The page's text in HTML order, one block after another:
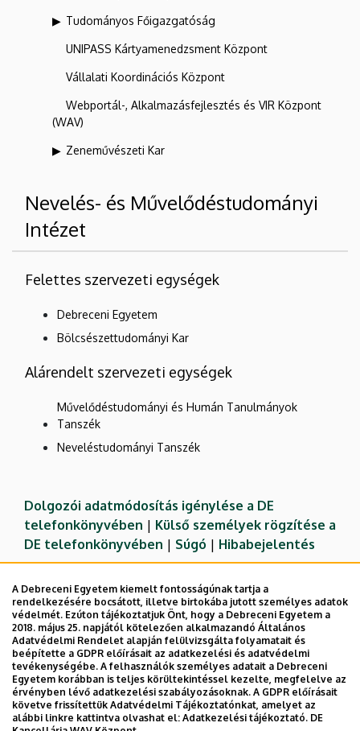
Tudományos Főigazgatóság
UNIPASS Kártyamenedzsment Központ
Vállalati Koordinációs Központ
Webportál-, Alkalmazásfejlesztés és VIR Központ
(WAV)
Zeneművészeti Kar
Nevelés- és Művelődéstudományi
Intézet
Felettes szervezeti egységek
Debreceni Egyetem
Bölcsészettudományi Kar
Alárendelt szervezeti egységek
Művelődéstudományi és Humán Tanulmányok
Tanszék
Neveléstudományi Tanszék
Dolgozói adatmódosítás igénylése a DE
telefonkönyvében | Külső személyek rögzítése a
DE telefonkönyvében | Súgó | Hibabejelentés
Adatvédelem
Adatvédelem
A Debreceni Egyetem kiemelt fontosságúnak tartja a
rendelkezésére bocsátott, illetve birtokába jutott személyes adatok
védelmét. Ezúton tájékoztatjuk Önt, hogy a Debreceni Egyetem a
2018. május 25. napjától kötelezően alkalmazandó Általános
Adatvédelmi Rendelet alapján felülvizsgálta folyamatait és
beépítette a GDPR előírásait az adatkezelési és adatvédelmi
tevékenységébe. A felhasználók személyes adatait a Debreceni
Egyetem korábban is teljes körültekintéssel kezelte, megfelelve az
érvényben lévő adatkezelési szabályozásoknak. A GDPR előírásait
követve frissítettük Adatvédelmi Tájékoztatónkat, amelyet az
alábbi linkre kattintva olvashat el: Adatkezelési tájékoztató. DE